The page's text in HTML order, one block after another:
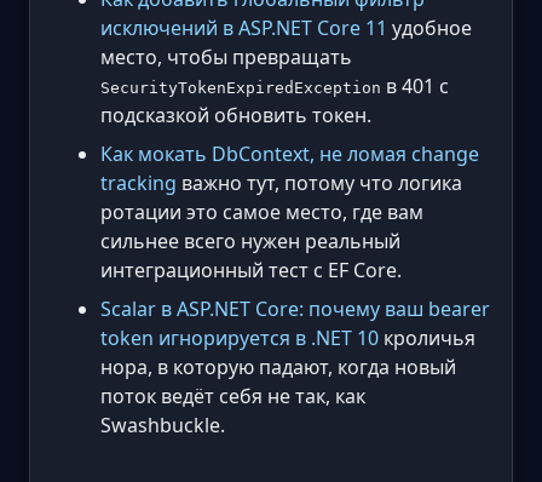
исключений в ASP.NET Core 11 удобное
место, чтобы превращать
SecurityTokenExpiredException в 401 с
подсказкой обновить токен.
Как мокать DbContext, не ломая change
tracking важно тут, потому что логика
ротации это самое место, где вам
сильнее всего нужен реальный
интеграционный тест с EF Core.
Scalar в ASP.NET Core: почему ваш bearer
token игнорируется в .NET 10 кроличья
нора, в которую падают, когда новый
поток ведёт себя не так, как
Swashbuckle.